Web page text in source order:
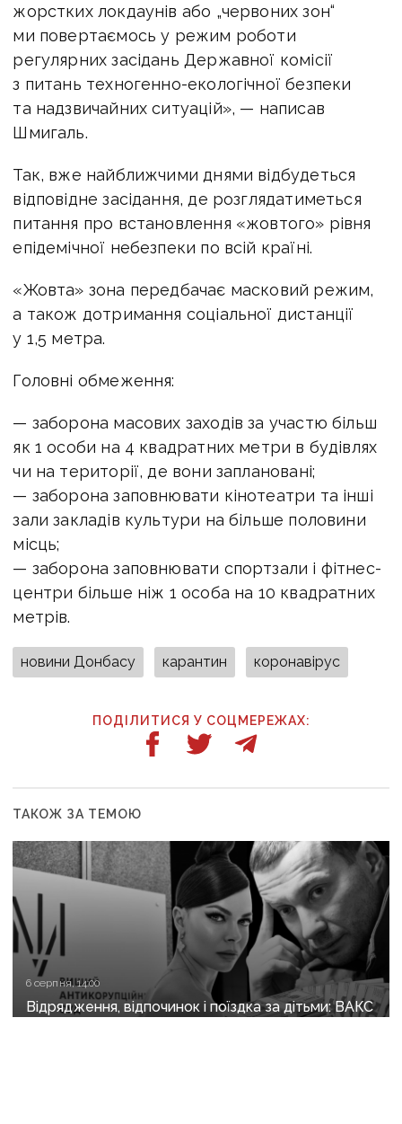
жорстких локдаунів або „червоних зон“
ми повертаємось у режим роботи
регулярних засідань Державної комісії
з питань техногенно-екологічної безпеки
та надзвичайних ситуацій», — написав
Шмигаль.
Так, вже найближчими днями відбудеться
відповідне засідання, де розглядатиметься
питання про встановлення «жовтого» рівня
епідемічної небезпеки по всій країні.
«Жовта» зона передбачає масковий режим,
а також дотримання соціальної дистанції
у 1,5 метра.
Головні обмеження:
— заборона масових заходів за участю більш
як 1 особи на 4 квадратних метри в будівлях
чи на території, де вони заплановані;
— заборона заповнювати кінотеатри та інші
зали закладів культури на більше половини
місць;
— заборона заповнювати спортзали і фітнес-
центри більше ніж 1 особа на 10 квадратних
метрів.
новини Донбасу карантин коронавірус
ПОДІЛИТИСЯ У СОЦМЕРЕЖАХ:
ТАКОЖ ЗА ТЕМОЮ
6 серпня, 14:00
Відрядження, відпочинок і поїздка за дітьми: ВАКС